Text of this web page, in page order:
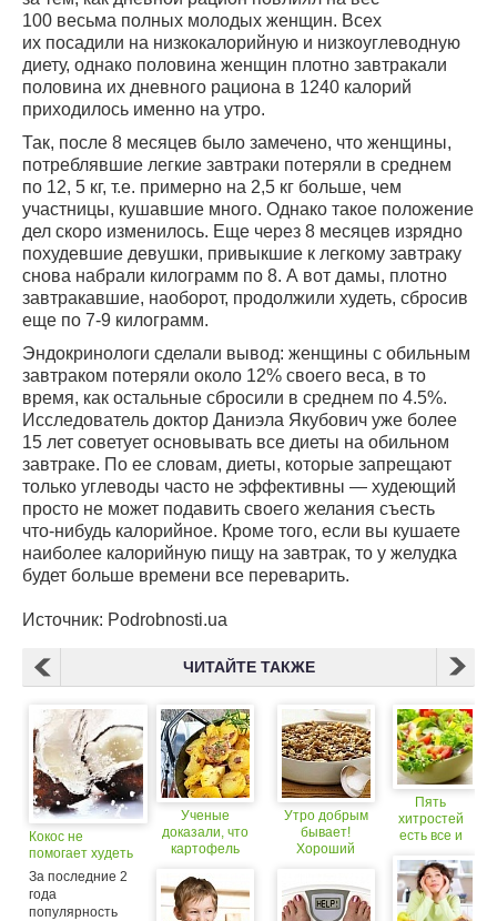
100 весьма полных молодых женщин. Всех
их посадили на низкокалорийную и низкоуглеводную
диету, однако половина женщин плотно завтракали
половина их дневного рациона в 1240 калорий
приходилось именно на утро.
Так, после 8 месяцев было замечено, что женщины,
потреблявшие легкие завтраки потеряли в среднем
по 12, 5 кг, т.е. примерно на 2,5 кг больше, чем
участницы, кушавшие много. Однако такое положение
дел скоро изменилось. Еще через 8 месяцев изрядно
похудевшие девушки, привыкшие к легкому завтраку
снова набрали килограмм по 8. А вот дамы, плотно
завтракавшие, наоборот, продолжили худеть, сбросив
еще по 7-9 килограмм.
Эндокринологи сделали вывод: женщины с обильным
завтраком потеряли около 12% своего веса, в то
время, как остальные сбросили в среднем по 4.5%.
Исследователь доктор Даниэла Якубович уже более
15 лет советует основывать все диеты на обильном
завтраке. По ее словам, диеты, которые запрещают
только углеводы часто не эффективны — худеющий
просто не может подавить своего желания съесть
что-нибудь калорийное. Кроме того, если вы кушаете
наиболее калорийную пищу на завтрак, то у желудка
будет больше времени все переварить.
Источник: Podrobnosti.ua
ЧИТАЙТЕ ТАКЖЕ
Кокос не
помогает худеть
За последние 2
года
популярность
Ученые
доказали, что
картофель
Утро добрым
бывает!
Хороший
помогает!
Пять
хитростей
есть все и